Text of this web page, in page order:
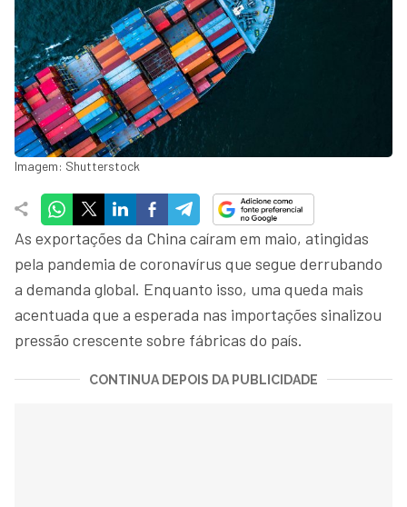
Imagem: Shutterstock
As exportações da China caíram em maio, atingidas
pela pandemia de coronavírus que segue derrubando
a demanda global. Enquanto isso, uma queda mais
acentuada que a esperada nas importações sinalizou
pressão crescente sobre fábricas do país.
CONTINUA DEPOIS DA PUBLICIDADE